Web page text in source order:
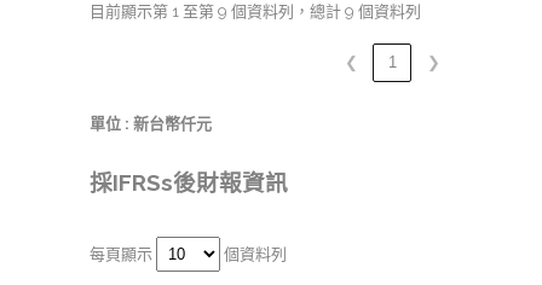
目前顯示第 1 至第 9 個資料列，總計 9 個資料列
❮ 1 ❯
單位 : 新台幣仟元
採IFRSs後財報資訊
每頁顯示 個資料列